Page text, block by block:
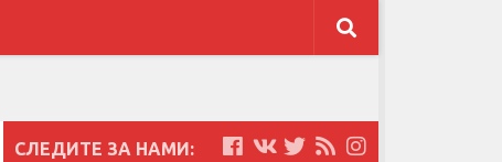
СЛЕДИТЕ ЗА НАМИ: